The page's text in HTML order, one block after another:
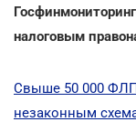
налоговым
Свыше 50 000
незаконным